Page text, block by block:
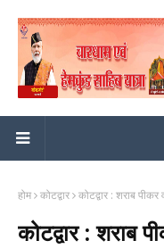
होम कोटद्वार कोटद्वार : शराब
कोटद्वार : शराब